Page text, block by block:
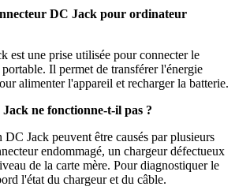
DC Jack pour ordinateur
est une prise utilisée pour connecter le
Il permet de transférer l'énergie
alimenter l'appareil et recharger la batterie.
ne fonctionne-t-il pas ?
Jack peuvent être causés par plusieurs
endommagé, un chargeur défectueux
de la carte mère. Pour diagnostiquer le
l'état du chargeur et du câble.